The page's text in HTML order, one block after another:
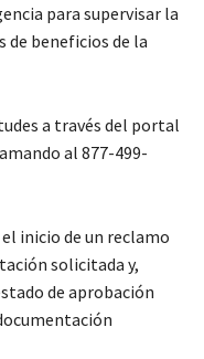
para supervisar la
de beneficios de la
a través del portal
al 877-499-
inicio de un reclamo
solicitada y,
de aprobación